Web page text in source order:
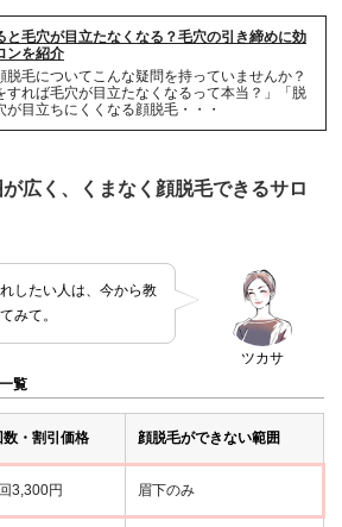
と毛穴が目立たなくなる？毛穴の引き締めに効
ンを紹介
脱毛についてこんな疑問を持っていませんか？
すれば毛穴が目立たなくなるって本当？」「脱
が目立ちにくくなる顔脱毛・・・
広く、くまなく顔脱毛できるサロ
ツカサ
したい人は、今から教
みて。
覧
数・割引価格
顔脱毛ができない範囲
3,300円 眉下のみ